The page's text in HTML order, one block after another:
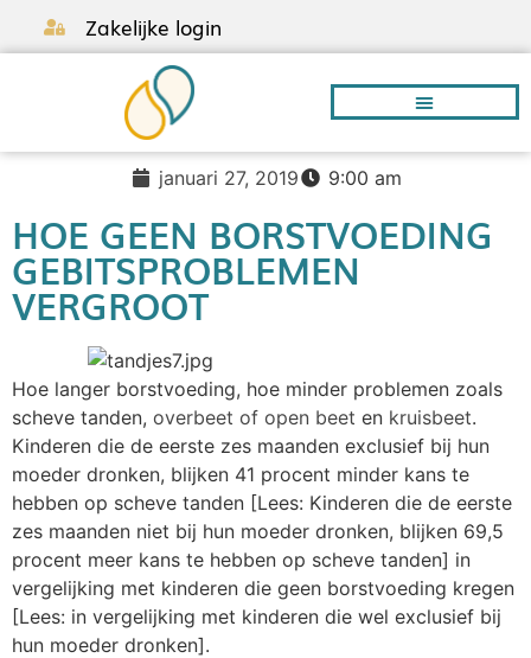
Zakelijke login
januari 27, 2019 9:00 am
HOE GEEN BORSTVOEDING
GEBITSPROBLEMEN
VERGROOT
Hoe langer borstvoeding, hoe minder problemen zoals
scheve tanden, overbeet of open beet en kruisbeet.
Kinderen die de eerste zes maanden exclusief bij hun
moeder dronken, blijken 41 procent minder kans te
hebben op scheve tanden [Lees: Kinderen die de eerste
zes maanden niet bij hun moeder dronken, blijken 69,5
procent meer kans te hebben op scheve tanden] in
vergelijking met kinderen die geen borstvoeding kregen
[Lees: in vergelijking met kinderen die wel exclusief bij
hun moeder dronken].